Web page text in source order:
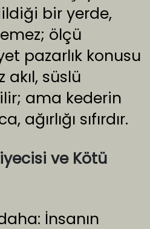
bir yerde,
ölçü
pazarlık konusu
akıl, süslü
ama kederin
ağırlığı sıfırdır.
ve Kötü
İnsanın